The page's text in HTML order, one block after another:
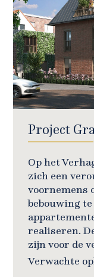
Project
Op het
zich een
voornemens
bebouwing
realiseren.
zijn voor de
Verwachte